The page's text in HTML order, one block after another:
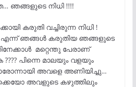
ഞങ്ങളുടെ നിധി !!!!
കരുതി വച്ചിരുന്ന നിധി !
എന്ന് ഞങ്ങൾ കരുതിയ ഞങ്ങളുടെ
മറ്റെന്തു പേരാണ്
പിന്നെ മാലയും വളയും
അവളെ അണിയിച്ചു…
അവളുടെ കഴുത്തിലും